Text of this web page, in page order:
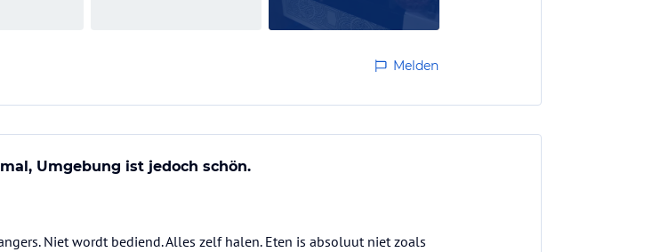
Melden
Umgebung ist jedoch schön.
Niet wordt bediend. Alles zelf halen. Eten is absoluut niet zoals